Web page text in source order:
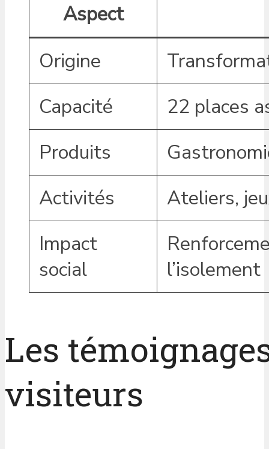
Aspect
Origine
Capacité
22 places
Produits
Activités
Ateliers,
Impact
social
l’isolement
Les
visiteurs